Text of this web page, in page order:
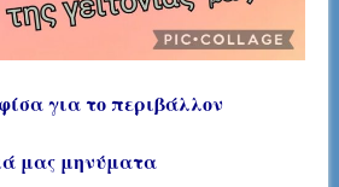
για το περιβάλλον
μας μηνύματα